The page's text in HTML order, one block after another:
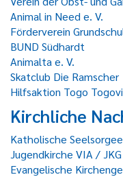
Animal in Need e. V.
Förderverein
BUND Südhardt
Animalta e. V.
Skatclub Die Ramscher
Hilfsaktion Togo
Kirchliche
Katholische
Jugendkirche VIA / JKG
Evangelische